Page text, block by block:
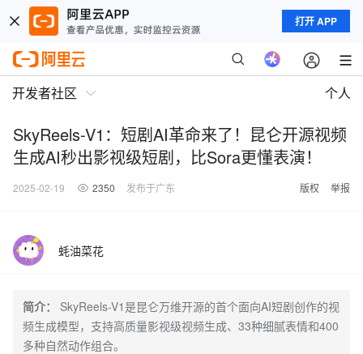
打开 APP
开发者社区 个人
SkyReels-V1：短剧AI革命来了！昆仑开源视频
生成AI秒出影视级短剧，比Sora更懂表演！
2025-02-19 2350 发布于广东 版权 举报
蚝油菜花
简介：
SkyReels-V1是昆仑万维开源的首个面向AI短剧创作的视
频生成模型，支持高质量影视级视频生成、33种细腻表情和400
多种自然动作组合。